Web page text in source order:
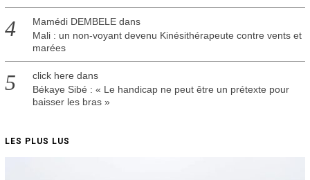
Mamédi DEMBELEdans
Mali : un non-voyant devenu Kinésithérapeute contre vents et
marées
click here dans
Békaye Sibé : « Le handicap ne peut être un prétexte pour
baisser les bras »
LES PLUS LUS